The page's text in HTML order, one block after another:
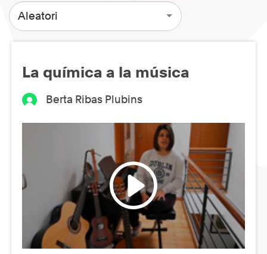
Aleatori
La química a la música
Berta Ribas Plubins